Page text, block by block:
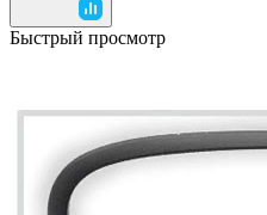
Быстрый просмотр